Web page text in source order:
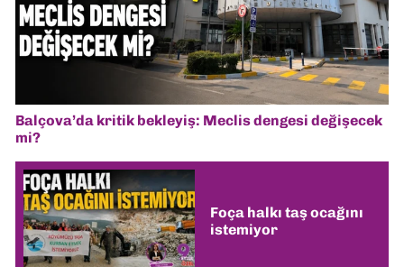
Balçova’da kritik bekleyiş: Meclis dengesi değişecek
mi?
Foça halkı taş ocağını
istemiyor